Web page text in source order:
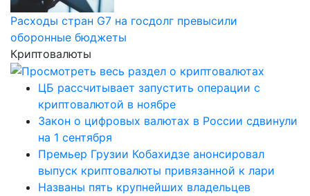
Расходы стран G7 на госдолг превысили
оборонные бюджеты
Криптовалюты
ЦБ рассчитывает запустить операции с
криптовалютой в ноябре
Закон о цифровых валютах в России сдвинули
на 1 сентября
Премьер Грузии Кобахидзе анонсировал
выпуск криптовалюты привязанной к лари
Названы пять крупнейших владельцев